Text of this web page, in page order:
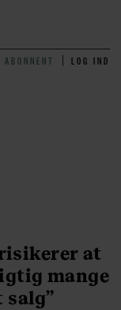
LOG IND
at
mange
salg”